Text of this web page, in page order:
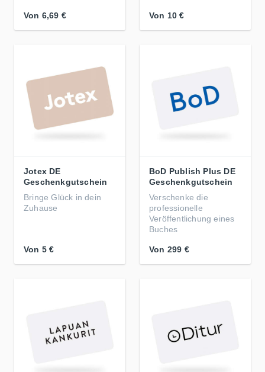
Von 6,69 € Von 10 €
Jotex DE
Geschenkgutschein
Bringe Glück in dein
Zuhause
Von 5 €
BoD Publish Plus DE
Geschenkgutschein
Verschenke die
professionelle
Veröffentlichung eines
Buches
Von 299 €